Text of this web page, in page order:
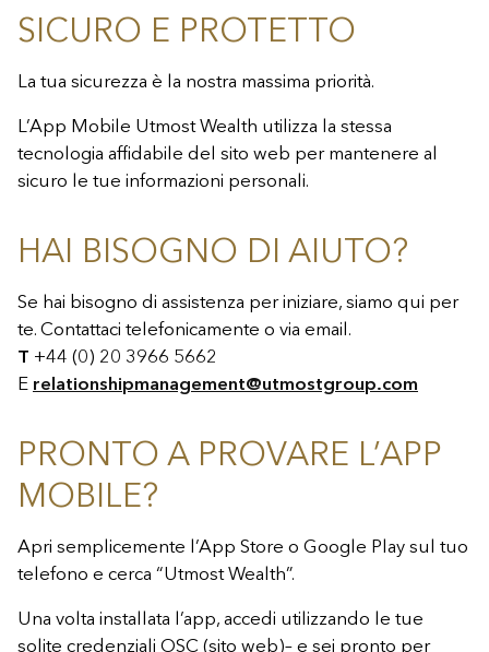
SICURO E PROTETTO
La tua sicurezza è la nostra massima priorità.
L’App Mobile Utmost Wealth utilizza la stessa
tecnologia affidabile del sito web per mantenere al
sicuro le tue informazioni personali.
HAI BISOGNO DI AIUTO?
Se hai bisogno di assistenza per iniziare, siamo qui per
te. Contattaci telefonicamente o via email.
T +44 (0) 20 3966 5662
E relationshipmanagement@utmostgroup.com
PRONTO A PROVARE L’APP
MOBILE?
Apri semplicemente l’App Store o Google Play sul tuo
telefono e cerca “Utmost Wealth”.
Una volta installata l’app, accedi utilizzando le tue
solite credenziali OSC (sito web)– e sei pronto per